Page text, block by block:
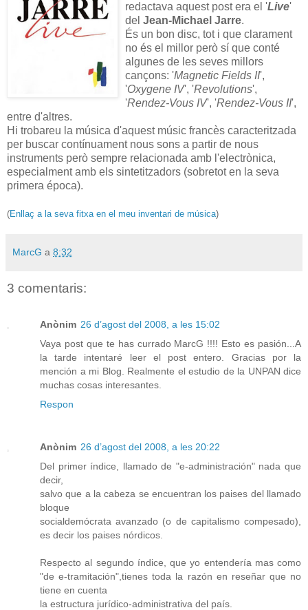
redactava aquest post era el 'Live'
del Jean-Michael Jarre.
És un bon disc, tot i que clarament
no és el millor però sí que conté
algunes de les seves millors
cançons: 'Magnetic Fields II',
'Oxygene IV', 'Revolutions',
'Rendez-Vous IV', 'Rendez-Vous II',
entre d'altres.
Hi trobareu la música d'aquest músic francès caracteritzada
per buscar contínuament nous sons a partir de nous
instruments però sempre relacionada amb l'electrònica,
especialment amb els sintetitzadors (sobretot en la seva
primera época).
(Enllaç a la seva fitxa en el meu inventari de música)
MarcG a 8:32
3 comentaris:
Anònim 26 d’agost del 2008, a les 15:02
Vaya post que te has currado MarcG !!!! Esto es pasión...A
la tarde intentaré leer el post entero. Gracias por la
mención a mi Blog. Realmente el estudio de la UNPAN dice
muchas cosas interesantes.
Respon
Anònim 26 d’agost del 2008, a les 20:22
Del primer índice, llamado de "e-administración" nada que
decir,
salvo que a la cabeza se encuentran los paises del llamado
bloque
socialdemócrata avanzado (o de capitalismo compesado),
es decir los paises nórdicos.
Respecto al segundo índice, que yo entendería mas como
"de e-tramitación",tienes toda la razón en reseñar que no
tiene en cuenta
la estructura jurídico-administrativa del país.